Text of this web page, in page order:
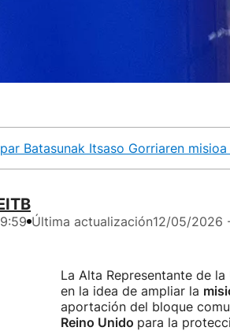
Batasunak Itsaso Gorriaren
Última actualización12/05/2026
La Alta Representante de
en la idea de ampliar la
aportación del bloque
Reino Unido para la